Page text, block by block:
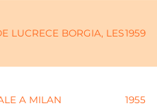
LUCRECE BORGIA, LES1959
A MILAN 1955